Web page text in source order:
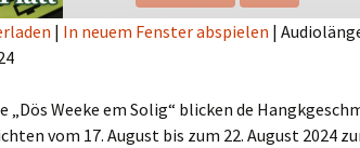
| In neuem Fenster abspielen |
„Dös Weeke em Solig“ blicken de
vom 17. August bis zum 22. August 2024